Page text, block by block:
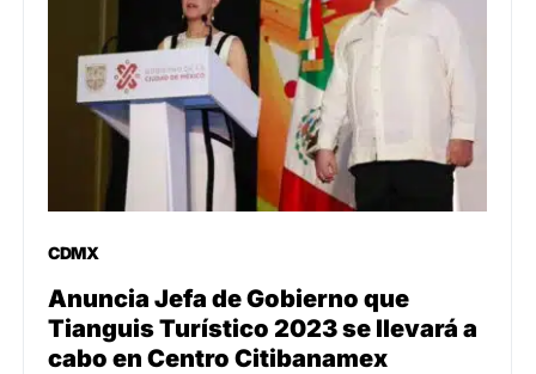
CDMX
Anuncia Jefa de Gobierno que
Tianguis Turístico 2023 se llevará a
cabo en Centro Citibanamex